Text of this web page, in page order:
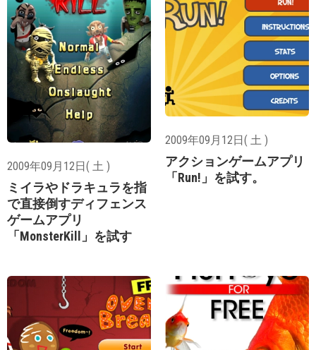
2009年09月12日( 土 )
ミイラやドラキュラを指
で直接倒すディフェンス
ゲームアプリ
「MonsterKill」を試す
2009年09月12日( 土 )
アクションゲームアプリ
「Run!」を試す。